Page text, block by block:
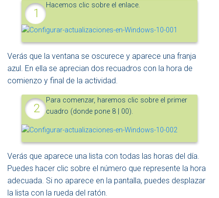
Hacemos clic sobre el enlace.
Verás que la ventana se oscurece y aparece una franja
azul. En ella se aprecian dos recuadros con la hora de
comienzo y final de la actividad.
Para comenzar, haremos clic sobre el primer
cuadro (donde pone 8 | 00).
Verás que aparece una lista con todas las horas del día.
Puedes hacer clic sobre el número que represente la hora
adecuada. Si no aparece en la pantalla, puedes desplazar
la lista con la rueda del ratón.